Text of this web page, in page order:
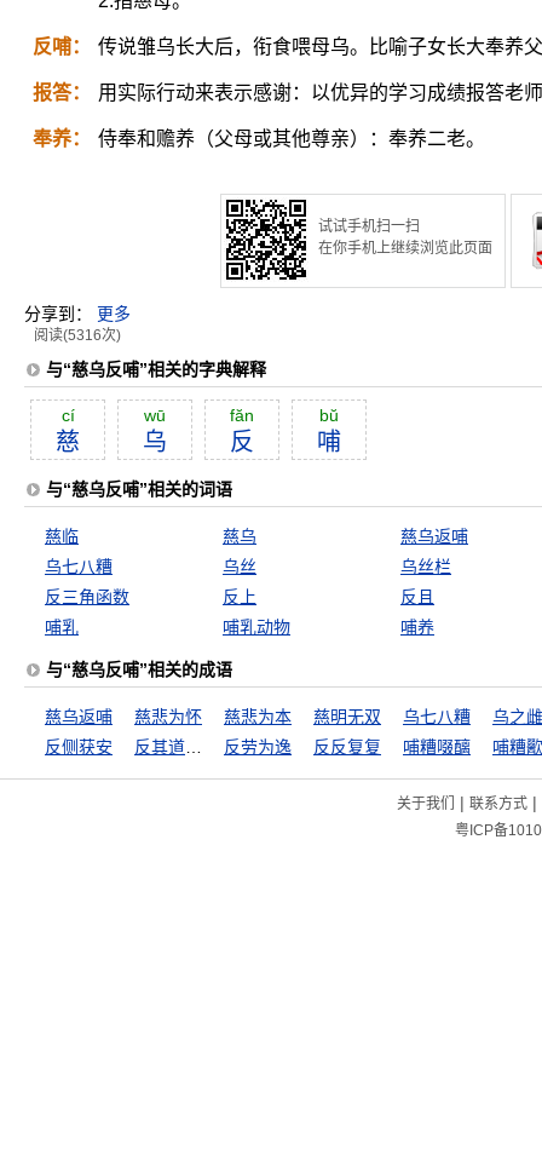
反哺： 传说雏乌长大后，衔食喂母乌。比喻子女长大奉养
报答： 用实际行动来表示感谢：以优异的学习成绩报答老
奉养： 侍奉和赡养（父母或其他尊亲）：奉养二老。
试试手机扫一扫
在你手机上继续浏览此页面
分享到： 更多
阅读(5316次)
与“慈乌反哺”相关的字典解释
cí
慈
wū
乌
făn
反
bŭ
哺
与“慈乌反哺”相关的词语
慈临 慈乌
慈乌返哺
乌七八糟
乌丝
乌丝栏
反三角函数
反上
反且
哺乳
哺乳动物 哺养
与“慈乌反哺”相关的成语
慈乌返哺 慈悲为怀 慈悲为本 慈明无双 乌七八糟
乌之
反侧获安
反劳为逸 反反复复 哺糟啜醨 哺糟
关于我们 | 联系方式|
粤ICP备